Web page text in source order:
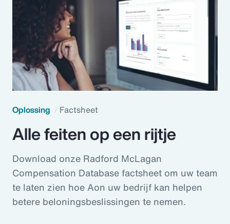
Oplossing Factsheet
Alle feiten op een rijtje
Download onze Radford McLagan
Compensation Database factsheet om uw team
te laten zien hoe Aon uw bedrijf kan helpen
betere beloningsbeslissingen te nemen.